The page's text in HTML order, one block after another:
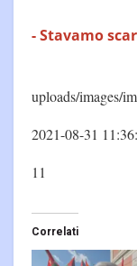
-Stavamo
uploads/images/
2021-08-31
11
Correlati